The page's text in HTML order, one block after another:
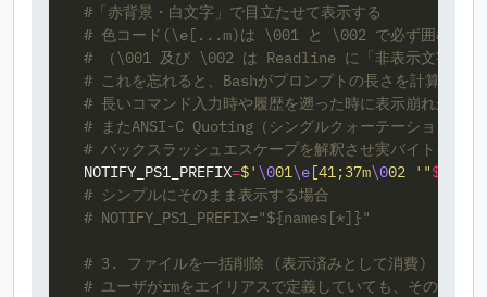
#「赤背景・白文字」で目立たせて表示する
# 色コード(\e[...m)は \001 と \002 で必ず囲む。
# （\001 及び \002 は Readline に「非表示文字列」
# これを忘れると、Bashがプロンプトの長さを計算でき
# 長いコマンド入力時や履歴を遡った時に表示崩れが発生
# またANSI-C Quoting（シングルクォーテーション囲み
# バックスラッシュエスケープを解釈させ実バイトを埋め
NOTIFY_PS1_PREFIX=$' \001\e[41;37m\002 ' "${
# シンプルにそのまま表示する場合
# NOTIFY_PS1_PREFIX="${names[*]}"
# 3. ファイルを一括削除 (表示済みとして消費)
# ユーザがrmをエイリアスで定義していても、そのエイ